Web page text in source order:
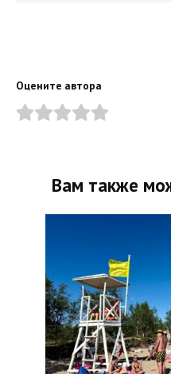
Оцените автора
Вам также